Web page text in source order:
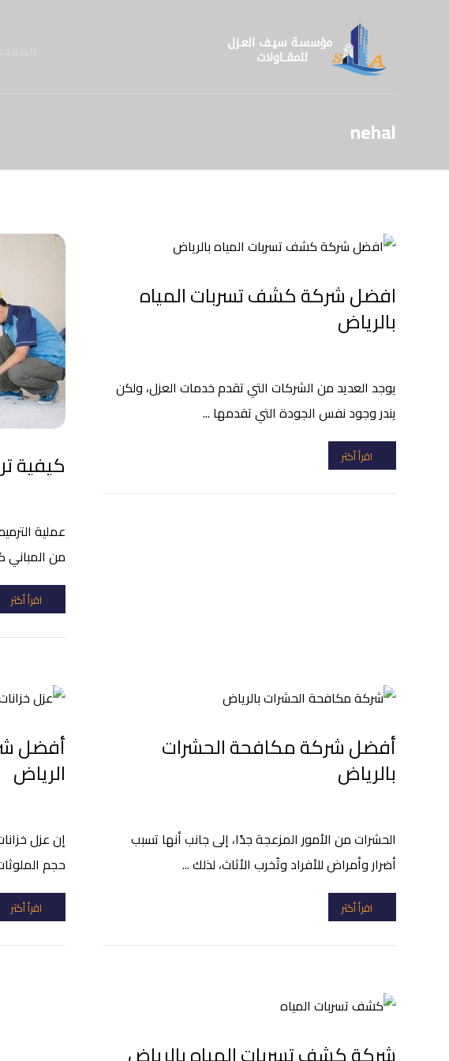
nehal
افضل شركة كشف تسربات المياه
بالرياض
يوجد العديد من الشركات التي تقدم خدمات العزل، ولكن
يندر وجود نفس الجودة التي تقدمها ...
اقرأ أكثر كيفية
عملية
من المباني
اقرأ أكثر
أفضل شركة مكافحة الحشرات
بالرياض
الحشرات من الأمور المزعجة جدًا، إلى جانب أنها تسبب
أضرار وأمراض للأفراد وتُخرب الأثاث، لذلك ...
اقرأ أكثر
أفضل
الرياض
إن عزل
حجم
اقرأ أكثر